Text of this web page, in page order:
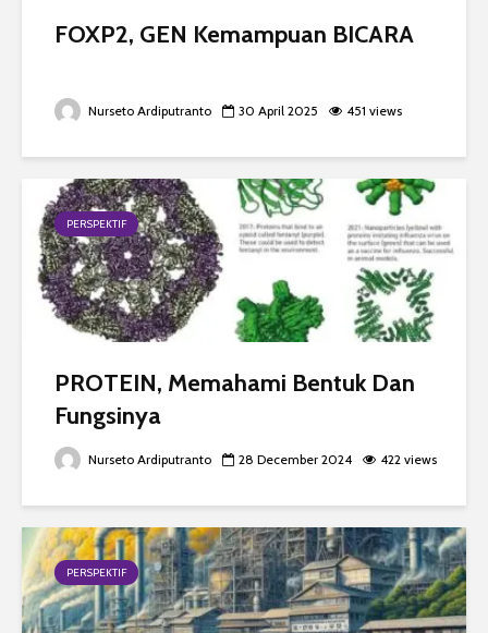
FOXP2, GEN Kemampuan BICARA
Nurseto Ardiputranto 30 April 2025 451 views
PERSPEKTIF
PROTEIN, Memahami Bentuk Dan
Fungsinya
Nurseto Ardiputranto 28 December 2024 422 views
PERSPEKTIF